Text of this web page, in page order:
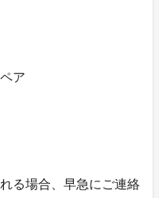
ア
る場合、早急にご連絡